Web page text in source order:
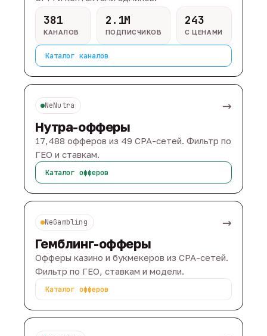
381
КАНАЛОВ
2.1M
ПОДПИСЧИКОВ
243
С ЦЕНАМИ
Каталог каналов
NeNutra →
Нутра-офферы
17,488 офферов из 49 CPA-сетей. Фильтр по
ГЕО и ставкам.
Каталог офферов
NeGambling →
Гемблинг-офферы
Офферы казино и букмекеров из CPA-сетей.
Фильтр по ГЕО, ставкам и модели.
Каталог офферов